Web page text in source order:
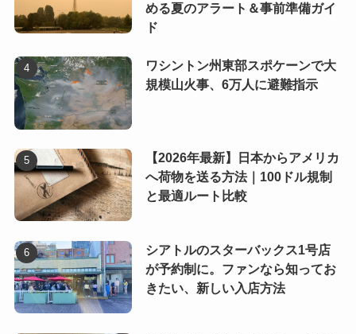
める夏のアラート＆事前準備ガイ
ド
ワシントン州東部スポケーンで大
規模山火事、6万人に避難指示
【2026年最新】日本からアメリカ
へ荷物を送る方法｜100ドル規制
と最適ルート比較
シアトルのスターバックス1号店
が予約制に。ファンなら知ってお
きたい、新しい入店方法